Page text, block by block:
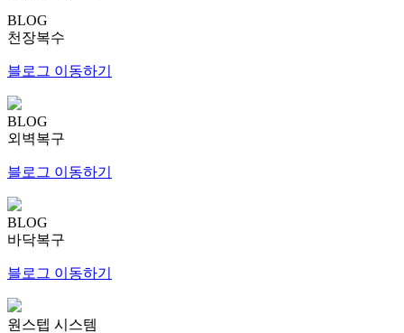
BLOG
천장복수
블로그 이동하기
BLOG
외벽복구
블로그 이동하기
BLOG
바닥복구
블로그 이동하기
원스텝 시스템